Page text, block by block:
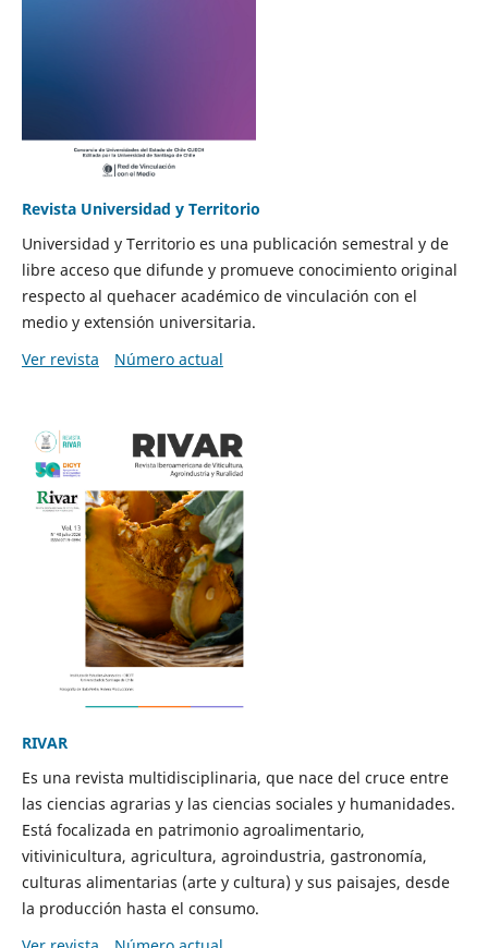
Revista Universidad y Territorio
Universidad y Territorio es una publicación semestral y de
libre acceso que difunde y promueve conocimiento original
respecto al quehacer académico de vinculación con el
medio y extensión universitaria.
Ver revista
Número actual
RIVAR
Es una revista multidisciplinaria, que nace del cruce entre
las ciencias agrarias y las ciencias sociales y humanidades.
Está focalizada en patrimonio agroalimentario,
vitivinicultura, agricultura, agroindustria, gastronomía,
culturas alimentarias (arte y cultura) y sus paisajes, desde
la producción hasta el consumo.